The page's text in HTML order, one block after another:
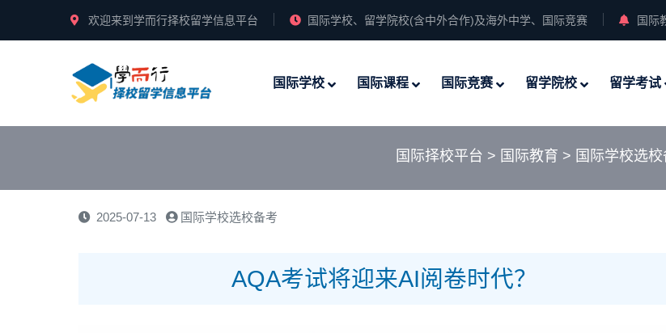
欢迎来到学而行择校留学信息平台 国际学校、留学院校(含中外合作)及海外中学、国际竞赛 国际
国际学校 国际课程 国际竞赛 留学院校 留学考试
国际择校平台 > 国际教育 > 国际学校选校
2025-07-13 国际学校选校备考
AQA考试将迎来AI阅卷时代？